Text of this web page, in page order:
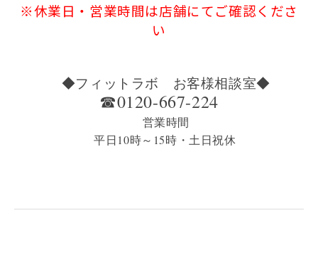
※休業日・営業時間は店舗にてご確認くださ
い
◆フィットラボ お客様相談室◆
☎0120-667-224
営業時間
平日10時～15時・土日祝休